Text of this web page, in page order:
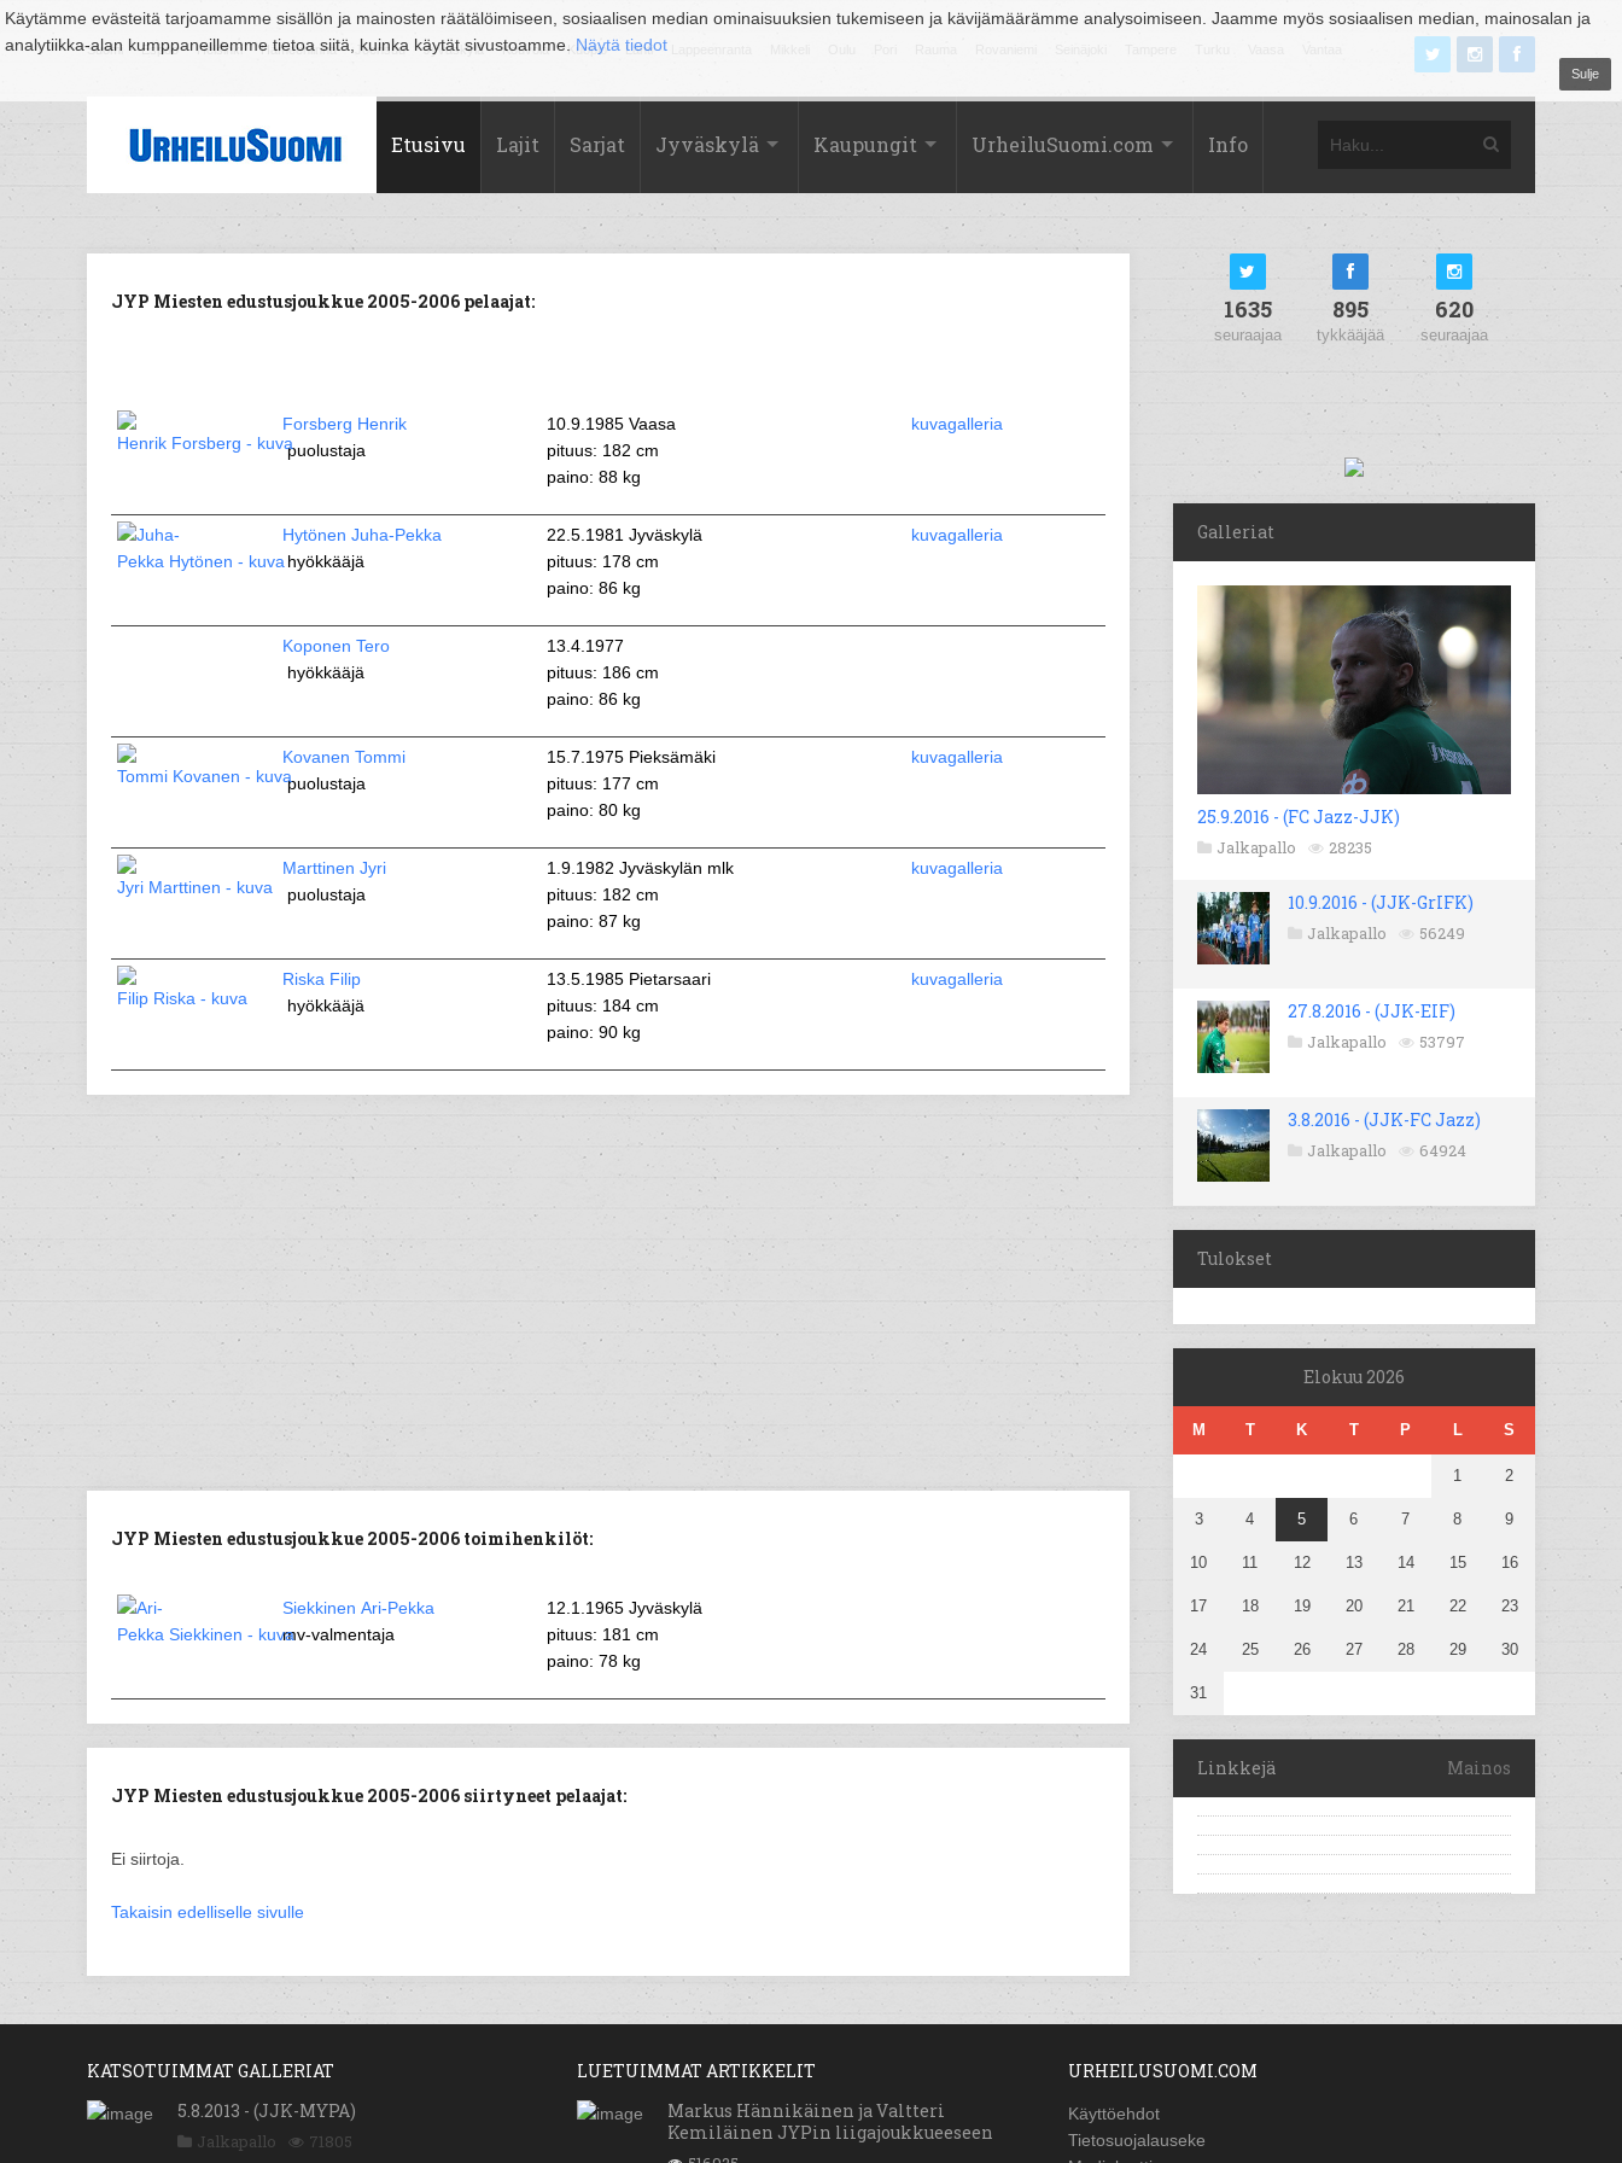
Käytämme evästeitä tarjoamamme sisällön ja mainosten räätälöimiseen, sosiaalisen median ominaisuuksien tukemiseen ja kävijämäärämme analysoimiseen. Jaamme myös sosiaalisen median, mainosalan ja
analytiikka-alan kumppaneillemme tietoa siitä, kuinka käytät sivustoamme. Näytä tiedot
Sulje
Suomi Espoo Helsinki Hämeenlinna Joensuu Jyväskylä Kouvola Kuopio Lahti
Etusivu Lajit Sarjat Jyväskylä Kaupungit UrheiluSuomi.com Info
JYP Miesten edustusjoukkue 2005-2006 pelaajat:
Forsberg Henrik
puolustaja
10.9.1985 Vaasa
pituus: 182 cm
paino: 88 kg
kuvagalleria
Hytönen Juha-Pekka
hyökkääjä
22.5.1981 Jyväskylä
pituus: 178 cm
paino: 86 kg
kuvagalleria
Koponen Tero
hyökkääjä
13.4.1977
pituus: 186 cm
paino: 86 kg
Kovanen Tommi
puolustaja
15.7.1975 Pieksämäki
pituus: 177 cm
paino: 80 kg
kuvagalleria
Marttinen Jyri
puolustaja
1.9.1982 Jyväskylän mlk
pituus: 182 cm
paino: 87 kg
kuvagalleria
Riska Filip
hyökkääjä
13.5.1985 Pietarsaari
pituus: 184 cm
paino: 90 kg
kuvagalleria
JYP Miesten edustusjoukkue 2005-2006 toimihenkilöt:
Siekkinen Ari-Pekka
mv-valmentaja
12.1.1965 Jyväskylä
pituus: 181 cm
paino: 78 kg
JYP Miesten edustusjoukkue 2005-2006 siirtyneet pelaajat:
Ei siirtoja.
Takaisin edelliselle sivulle
1635
seuraajaa
895
tykkääjää
620
seuraajaa
Galleriat
25.9.2016 - (FC Jazz-JJK)
Jalkapallo 28235
10.9.2016 - (JJK-GrIFK)
Jalkapallo 56249
27.8.2016 - (JJK-EIF)
Jalkapallo 53797
3.8.2016 - (JJK-FC Jazz)
Jalkapallo 64924
Tulokset
Elokuu 2026
M T K T P L S
1 2
3 4 5 6 7 8 9
10 11 12 13 14 15 16
17 18 19 20 21 22 23
24 25 26 27 28 29 30
31
Linkkejä Mainos
KATSOTUIMMAT GALLERIAT
5.8.2013 - (JJK-MYPA)
Jalkapallo 71805
LUETUIMMAT ARTIKKELIT
Markus Hännikäinen ja Valtteri
Kemiläinen JYPin liigajoukkueeseen
URHEILUSUOMI.COM
Käyttöehdot
Tietosuojalauseke